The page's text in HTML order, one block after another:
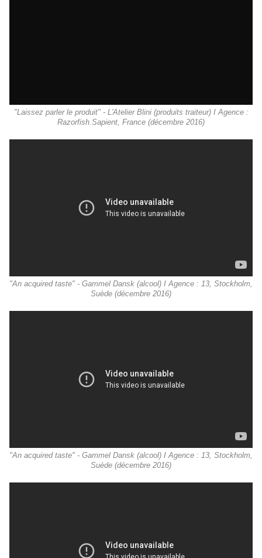
"Laissez parler le produit" - L'Atelier Blini (produits traiteur) I Agence :
Razorfish.Sapient, France (décembre 2016)
"An acquired taste" - Gammel Dansk (alcool) I Agence : 13, Stockholm,
Suède (décembre 2016)
"An acquired taste" - Gammel Dansk (alcool) I Agence : 13, Stockholm,
Suède (décembre 2016)